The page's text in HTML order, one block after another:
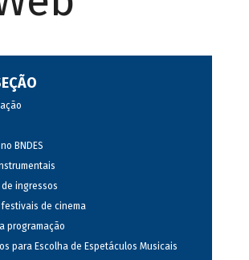
BNDES
de ingressos
festivais de cinema
programação
para Escolha de Espetáculos Musicais